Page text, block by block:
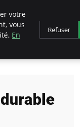
votre
vous
En
Refuser